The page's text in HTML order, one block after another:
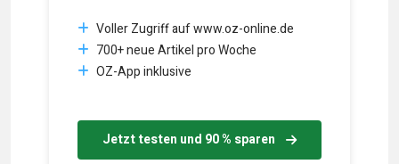
Voller Zugriff auf www.oz-online.de
700+ neue Artikel pro Woche
OZ-App inklusive
Jetzt testen und 90 % sparen